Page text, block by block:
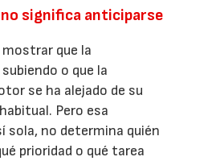
significa anticiparse
que la
o que la
se ha alejado de su
Pero esa
sola, no determina quién
prioridad o qué tarea